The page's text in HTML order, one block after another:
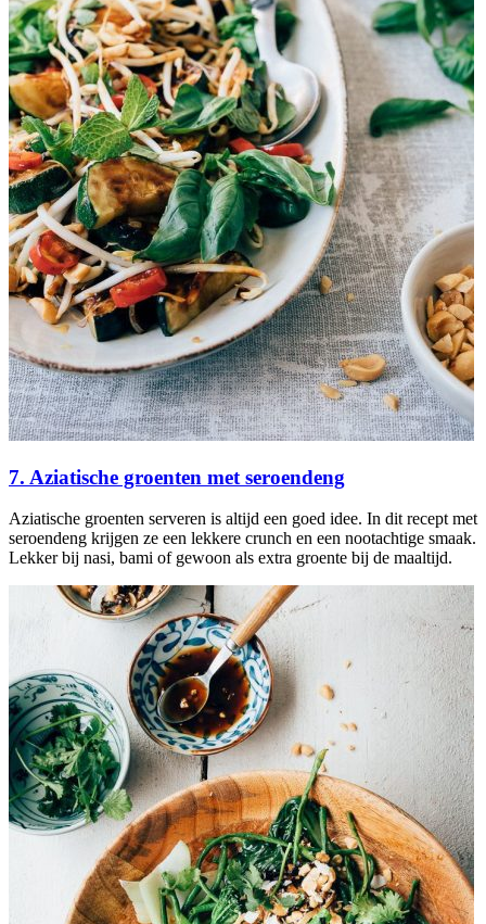
7. Aziatische groenten met seroendeng
Aziatische groenten serveren is altijd een goed idee. In dit recept met
seroendeng krijgen ze een lekkere crunch en een nootachtige smaak.
Lekker bij nasi, bami of gewoon als extra groente bij de maaltijd.